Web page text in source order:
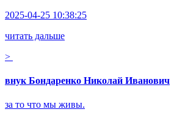
2025-04-25 10:38:25
читать дальше
>
внук Бондаренко Николай Иванович
за то что мы живы.